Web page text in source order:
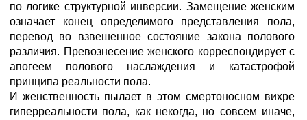
по логике структурной инверсии. Замещение женским
означает конец определимого представления пола,
перевод во взвешенное состояние закона полового
различия. Превознесение женского корреспондирует с
апогеем полового наслаждения и катастрофой
принципа реальности пола.
И женственность пылает в этом смертоносном вихре
гиперреальности пола, как некогда, но совсем иначе,